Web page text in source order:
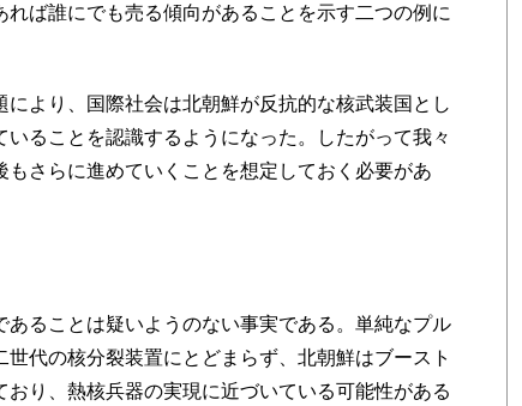
ば誰にでも売る傾向があることを示す二つの例に
より、国際社会は北朝鮮が反抗的な核武装国とし
ることを認識するようになった。したがって我々
さらに進めていくことを想定しておく必要があ
ることは疑いようのない事実である。単純なプル
世代の核分裂装置にとどまらず、北朝鮮はブースト
り、熱核兵器の実現に近づいている可能性がある